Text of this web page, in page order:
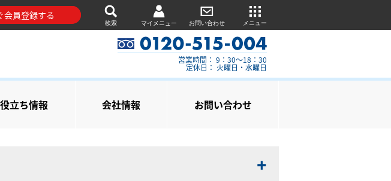
会員登録する
検索 マイメニュー お問い合わせ メニュー
営業時間： 9：30～18：30
定休日： 火曜日・水曜日
立ち情報 会社情報 お問い合わせ